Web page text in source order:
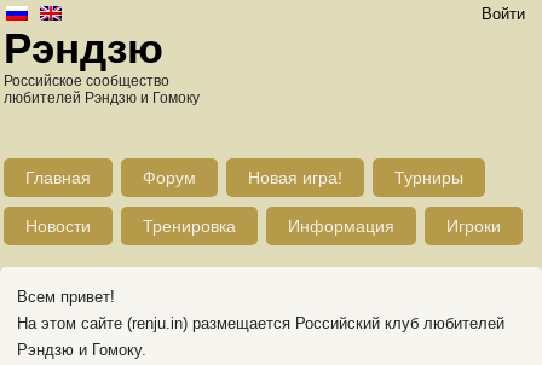
Войти
Рэндзю
Российское сообщество
любителей Рэндзю и Гомоку
Главная Форум Новая игра! Турниры
Новости Тренировка Информация Игроки
Всем привет!
На этом сайте (renju.in) размещается Российский клуб любителей
Рэндзю и Гомоку.